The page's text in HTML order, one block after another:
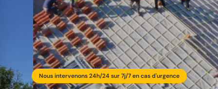
Nous intervenons 24h/24 sur 7j/7 en cas d'urgence